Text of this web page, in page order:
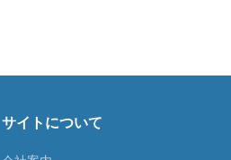
サイトについて